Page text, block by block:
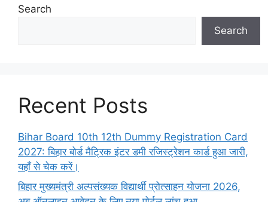
Search
Search
Recent Posts
Bihar Board 10th 12th Dummy Registration Card
2027: बिहार बोर्ड मैट्रिक इंटर डमी रजिस्ट्रेशन कार्ड हुआ जारी,
यहाँ से चेक करें।
बिहार मुख्यमंत्री अल्पसंख्यक विद्यार्थी प्रोत्साहन योजना 2026,